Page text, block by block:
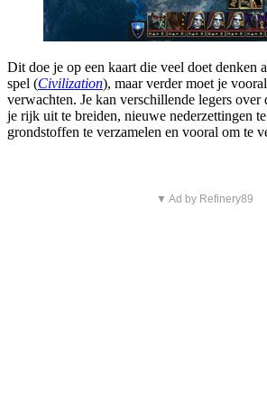
Dit doe je op een kaart die veel doet denken
spel (Civilization), maar verder moet je
verwachten. Je kan verschillende legers over
je rijk uit te breiden, nieuwe nederzettingen
grondstoffen te verzamelen en vooral om te
▼ Ad by Refinery89